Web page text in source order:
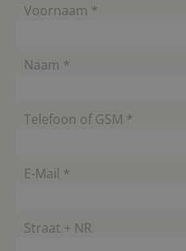
Voornaam *
Naam *
Telefoon of GSM *
E-Mail *
Straat + NR